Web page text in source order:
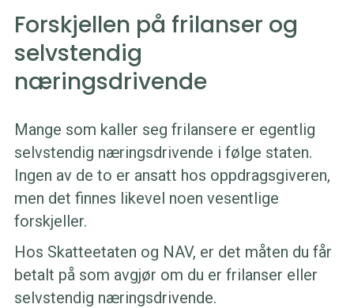
Forskjellen på frilanser og
selvstendig
næringsdrivende
Mange som kaller seg frilansere er egentlig
selvstendig næringsdrivende i følge staten.
Ingen av de to er ansatt hos oppdragsgiveren,
men det finnes likevel noen vesentlige
forskjeller.
Hos Skatteetaten og NAV, er det måten du får
betalt på som avgjør om du er frilanser eller
selvstendig næringsdrivende.